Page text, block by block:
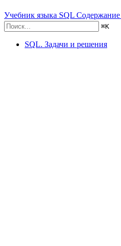
Учебник языка SQL Содержание
⌘K
SQL. Задачи и решения